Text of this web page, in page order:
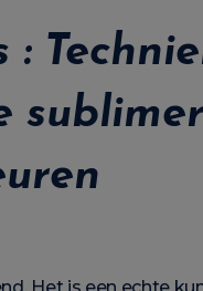
Het is een echte